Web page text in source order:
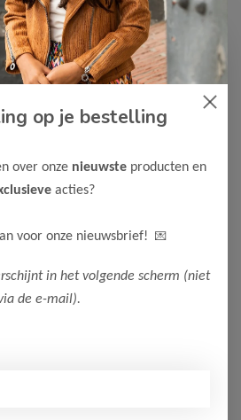
Cotton/ 5% Elastane
toevoegen
op je bestelling
over onze nieuwste producten en
acties?
voor onze nieuwsbrief! 💌
in het volgende scherm (niet
de e-mail).